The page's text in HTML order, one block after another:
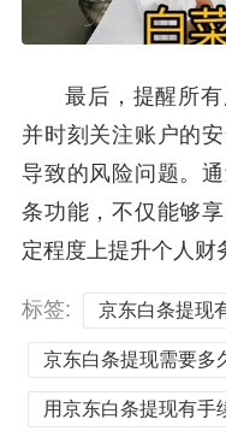
最后，提醒所
并时刻关注账户的
导致的风险问题。
条功能，不仅能够
定程度上提升个人财
标签: 京东白条提现
京东白条提现需要多
用京东白条提现有手